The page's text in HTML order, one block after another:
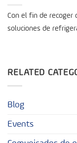
Con el fin de recoger
soluciones de
RELATED
Blog
Events